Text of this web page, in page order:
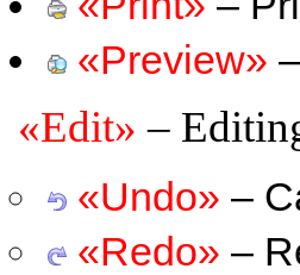
«Preview»
«Edit» –
«Undo» –
«Redo» –